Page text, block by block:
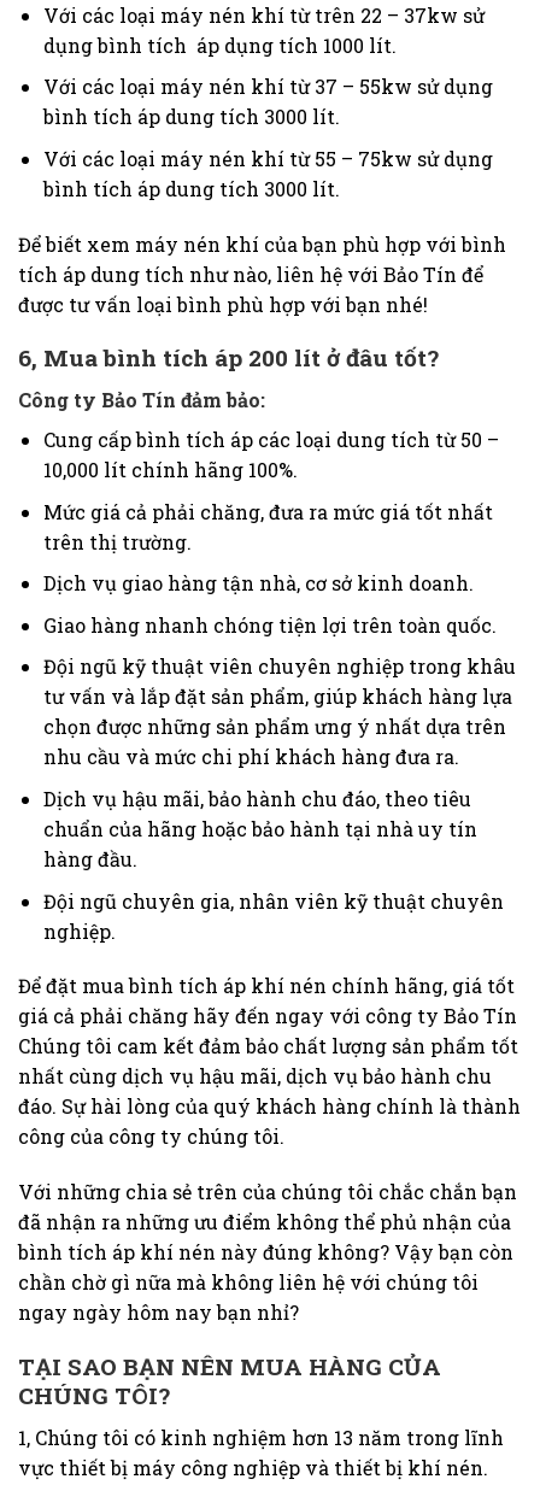
Với các loại máy nén khí từ trên 22 – 37kw sử
dụng bình tích áp dụng tích 1000 lít.
Với các loại máy nén khí từ 37 – 55kw sử dụng
bình tích áp dung tích 3000 lít.
Với các loại máy nén khí từ 55 – 75kw sử dụng
bình tích áp dung tích 3000 lít.
Để biết xem máy nén khí của bạn phù hợp với bình
tích áp dung tích như nào, liên hệ với Bảo Tín để
được tư vấn loại bình phù hợp với bạn nhé!
6, Mua bình tích áp 200 lít ở đâu tốt?
Công ty Bảo Tín đảm bảo:
Cung cấp bình tích áp các loại dung tích từ 50 –
10,000 lít chính hãng 100%.
Mức giá cả phải chăng, đưa ra mức giá tốt nhất
trên thị trường.
Dịch vụ giao hàng tận nhà, cơ sở kinh doanh.
Giao hàng nhanh chóng tiện lợi trên toàn quốc.
Đội ngũ kỹ thuật viên chuyên nghiệp trong khâu
tư vấn và lắp đặt sản phẩm, giúp khách hàng lựa
chọn được những sản phẩm ưng ý nhất dựa trên
nhu cầu và mức chi phí khách hàng đưa ra.
Dịch vụ hậu mãi, bảo hành chu đáo, theo tiêu
chuẩn của hãng hoặc bảo hành tại nhà uy tín
hàng đầu.
Đội ngũ chuyên gia, nhân viên kỹ thuật chuyên
nghiệp.
Để đặt mua bình tích áp khí nén chính hãng, giá tốt
giá cả phải chăng hãy đến ngay với công ty Bảo Tín
Chúng tôi cam kết đảm bảo chất lượng sản phẩm tốt
nhất cùng dịch vụ hậu mãi, dịch vụ bảo hành chu
đáo. Sự hài lòng của quý khách hàng chính là thành
công của công ty chúng tôi.
Với những chia sẻ trên của chúng tôi chắc chắn bạn
đã nhận ra những ưu điểm không thể phủ nhận của
bình tích áp khí nén này đúng không? Vậy bạn còn
chần chờ gì nữa mà không liên hệ với chúng tôi
ngay ngày hôm nay bạn nhỉ?
TẠI SAO BẠN NÊN MUA HÀNG CỦA
CHÚNG TÔI?
1, Chúng tôi có kinh nghiệm hơn 13 năm trong lĩnh
vực thiết bị máy công nghiệp và thiết bị khí nén.